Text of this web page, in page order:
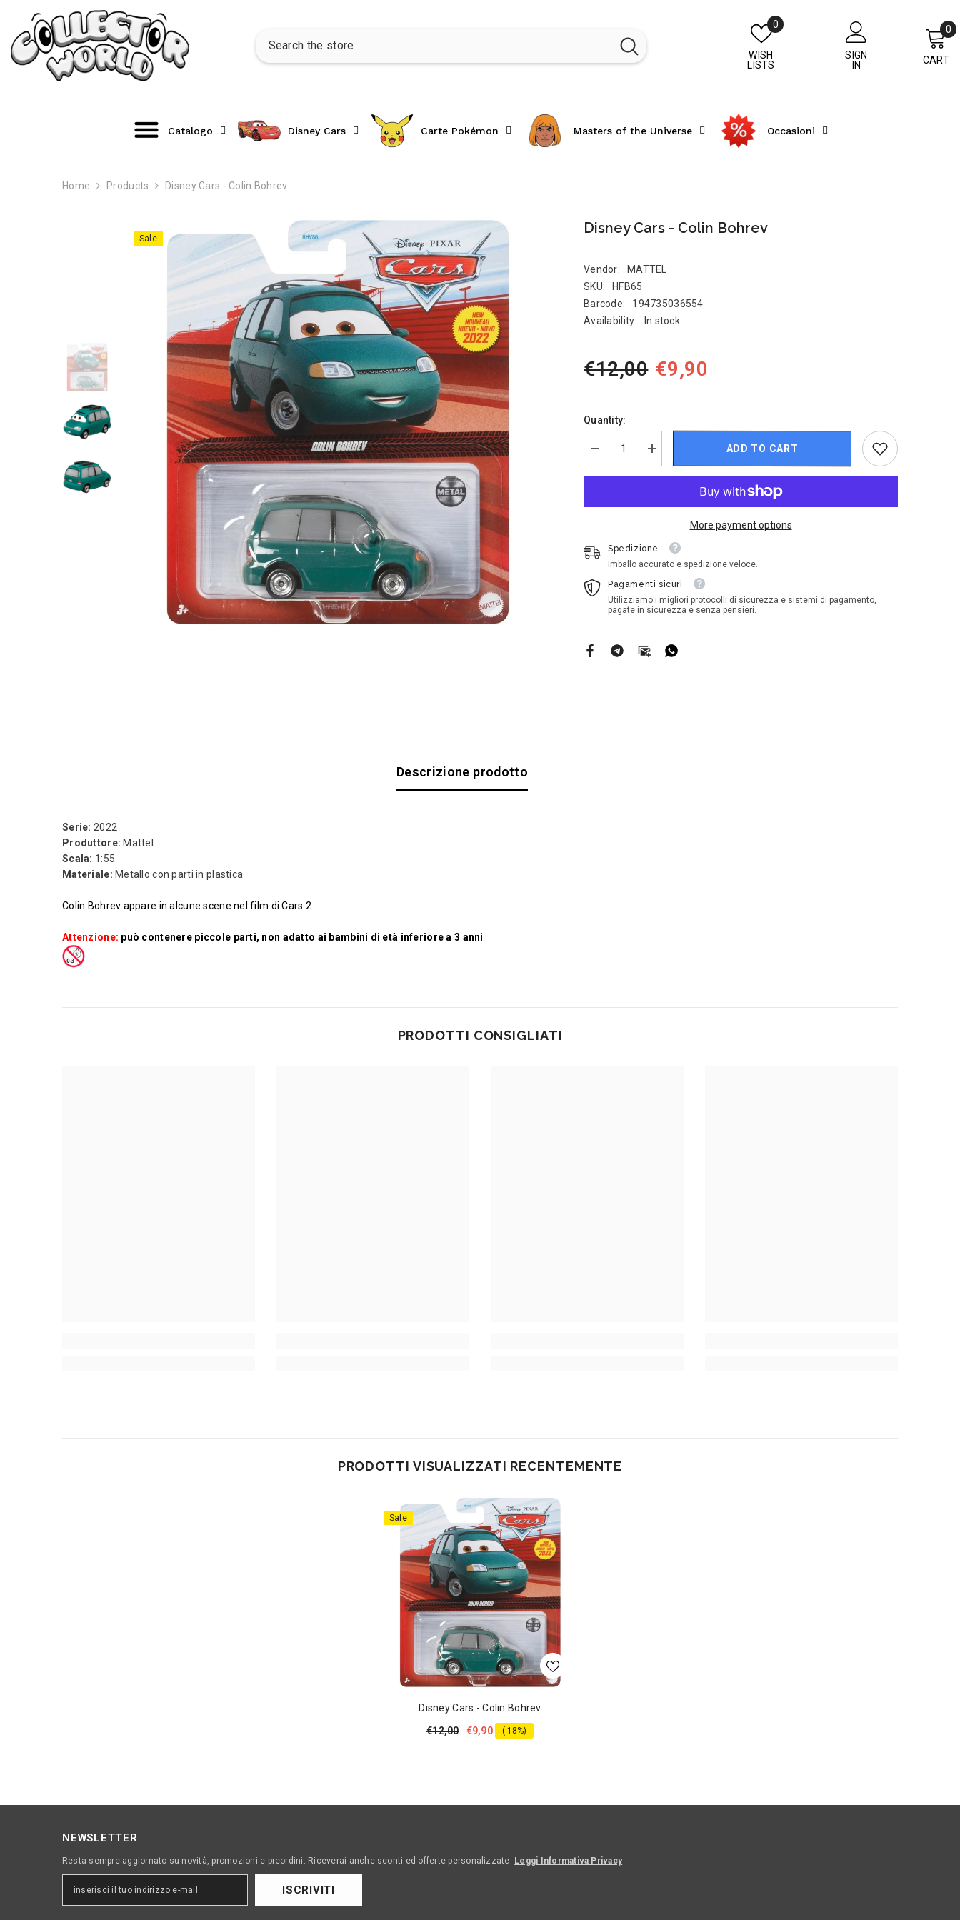
WISH
LISTS
0Wish
SIGN
IN
CART
00
Catalogo Disney Cars Carte Pokémon Masters of the Universe Occasioni
Home Products Disney Cars - Colin Bohrev
Sale
Disney Cars - Colin Bohrev
Vendor:
MATTEL
SKU:
HFB65
Barcode:
194735036554
Availability:
In stock
€12,00 €9,90
Quantity:
Decrease
quantity
for
-
Increase
quantity
for
-
ADD TO CART
More payment options
Spedizione
Imballo accurato e spedizione veloce.
Pagamenti sicuri
Utilizziamo i migliori protocolli di sicurezza e sistemi di pagamento,
pagate in sicurezza e senza pensieri.
Descrizione prodotto
Serie: 2022
Produttore: Mattel
Scala: 1:55
Materiale: Metallo con parti in plastica
Colin Bohrev appare in alcune scene nel film di Cars 2.
Attenzione: può contenere piccole parti, non adatto ai bambini di età inferiore a 3 anni
PRODOTTI CONSIGLIATI
PRODOTTI VISUALIZZATI RECENTEMENTE
Sale
Disney Cars - Colin Bohrev
€12,00
€9,90 (-18%)
NEWSLETTER
Resta sempre aggiornato su novità, promozioni e preordini. Riceverai anche sconti ed offerte personalizzate. Leggi Informativa Privacy
ISCRIVITI